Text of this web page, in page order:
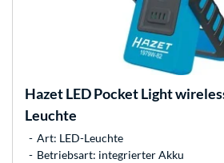
HazetLED Pocket Light
Leuchte
Art: LED-Leuchte
Betriebsart: integrierter Akku